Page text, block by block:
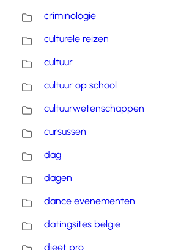
criminologie
culturele reizen
cultuur
cultuur op school
cultuurwetenschappen
cursussen
dag
dagen
dance evenementen
datingsites belgie
dieet pro